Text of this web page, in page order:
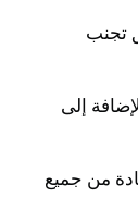
تجنب
إلى
من جميع